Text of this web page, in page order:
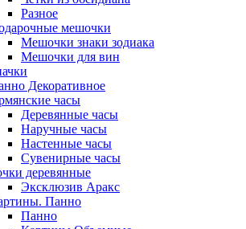
Разное
мешочки
Мешочки знаки зодиака
Мешочки для вин
Декоративное
часы
Деревянные часы
Наручные часы
Настенные часы
Сувенирные часы
деревянные
Эксклюзив Аракс
Панно
Панно